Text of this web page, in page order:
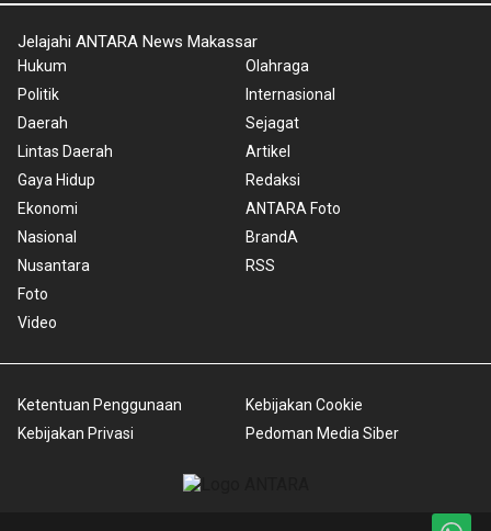
Jelajahi ANTARA News Makassar
Hukum
Politik
Daerah
Lintas Daerah
Gaya Hidup
Ekonomi
Nasional
Nusantara
Foto
Video
Olahraga
Internasional
Sejagat
Artikel
Redaksi
ANTARA Foto
BrandA
RSS
Ketentuan Penggunaan
Kebijakan Privasi
Kebijakan Cookie
Pedoman Media Siber